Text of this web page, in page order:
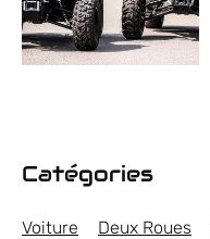
Catégories
Voiture Deux Roues